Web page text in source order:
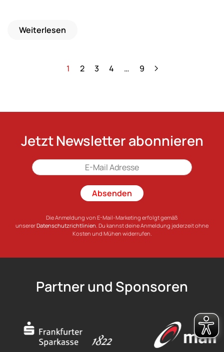
Weiterlesen
1 2 3 4 … 9
Jetzt Newsletter abonnieren
Absenden
Die Anmeldung von E-Mail-Marketing erfolgt gemäß
unsererDatenschutzrichtlinien . Du kannst deine Anmeldung jederzeit ohne
Kosten und Mühen widerrufen.
Partner und Sponsoren